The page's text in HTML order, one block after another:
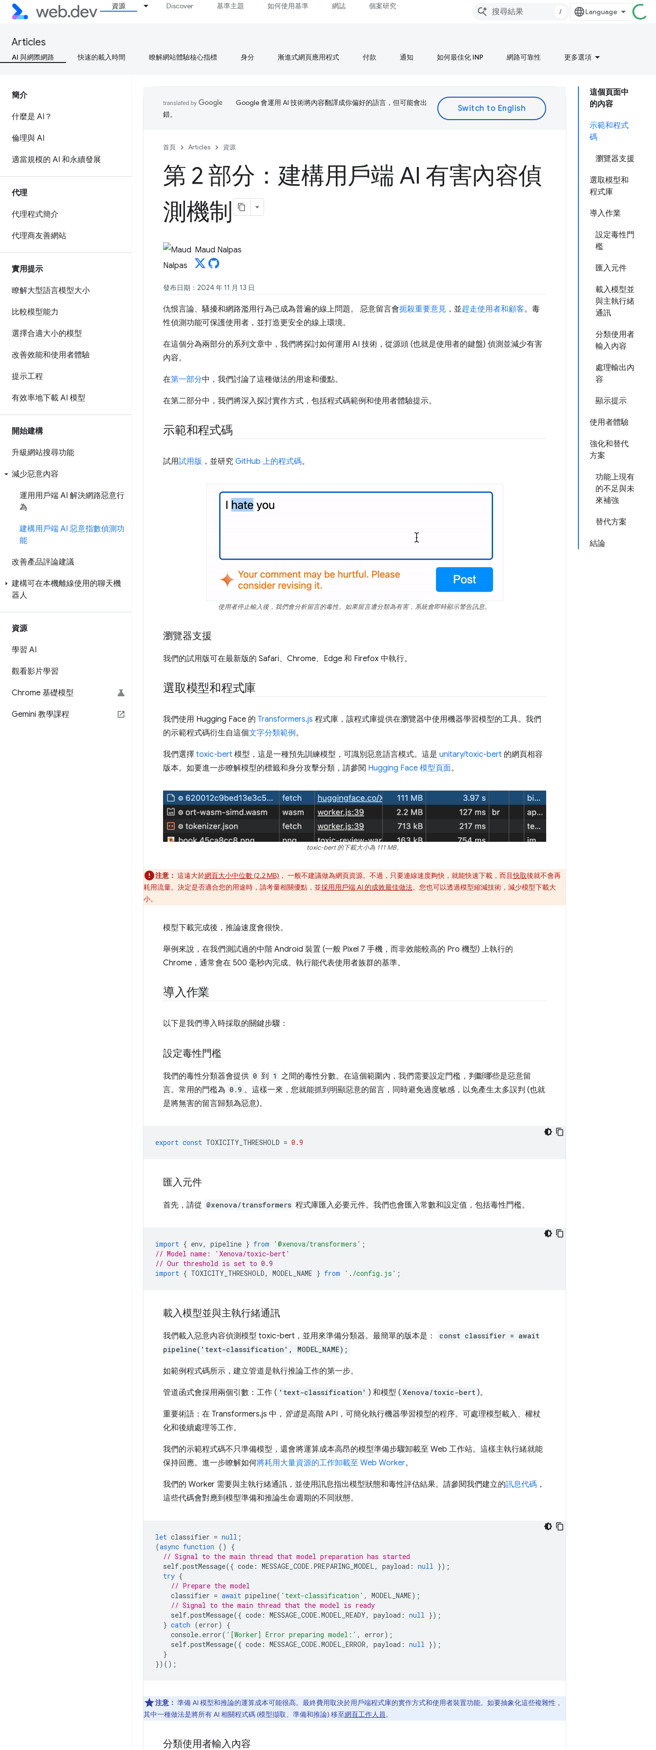
資源 Discover 基準主題 如何使用基準 網誌 個案研究
/
Articles
AI 與網際網路 快速的載入時間 瞭解網站體驗核心指標 身分 漸進式網頁應用程式 付款 通知 如何最佳化 INP 網路可靠性 更多選項
簡介
什麼是 AI？
倫理與 AI
適當規模的 AI 和永續發展
代理
代理程式簡介
代理商友善網站
實用提示
瞭解大型語言模型大小
比較模型能力
選擇合適大小的模型
改善效能和使用者體驗
提示工程
有效率地下載 AI 模型
開始建構
升級網站搜尋功能
減少惡意內容
運用用戶端 AI 解決網路惡意行
為
建構用戶端 AI 惡意指數偵測功
能
改善產品評論建議
建構可在本機離線使用的聊天機
器人
資源
學習 AI
觀看影片學習
Chrome 基礎模型
Gemini 教學課程
這個頁面中
的內容
示範和程式
碼
瀏覽器支援
選取模型和
程式庫
導入作業
設定毒性門
檻
匯入元件
載入模型並
與主執行緒
通訊
分類使用者
輸入內容
處理輸出內
容
顯示提示
使用者體驗
強化和替代
方案
功能上現有
的不足與未
來補強
替代方案
結論
Google 會運用 AI 技術將內容翻譯成你偏好的語言，但可能會出
錯。
首頁 Articles 資源
第 2 部分：建構用戶端 AI 有害內容偵
測機制
Maud Nalpas
發布日期：2024 年 11 月 13 日
仇恨言論、騷擾和網路濫用行為已成為普遍的線上問題。 惡意留言會扼殺重要意見 ，並趕走使用者和顧客。毒
性偵測功能可保護使用者，並打造更安全的線上環境。
在這個分為兩部分的系列文章中，我們將探討如何運用 AI 技術，從源頭 (也就是使用者的鍵盤) 偵測並減少有害
內容。
在第一部分中，我們討論了這種做法的用途和優點。
在第二部分中，我們將深入探討實作方式，包括程式碼範例和使用者體驗提示。
示範和程式碼
試用試用版 ，並研究 GitHub 上的程式碼。
使用者停止輸入後，我們會分析留言的毒性。如果留言遭分類為有害，系統會即時顯示警告訊息。
瀏覽器支援
我們的試用版可在最新版的 Safari、Chrome、Edge 和 Firefox 中執行。
選取模型和程式庫
我們使用 Hugging Face 的 Transformers.js 程式庫，該程式庫提供在瀏覽器中使用機器學習模型的工具。我們
的示範程式碼衍生自這個文字分類範例。
我們選擇 toxic-bert 模型，這是一種預先訓練模型，可識別惡意語言模式。這是 unitary/toxic-bert 的網頁相容
版本。如要進一步瞭解模型的標籤和身分攻擊分類，請參閱 Hugging Face 模型頁面。
toxic-bert 的下載大小為 111 MB。
注意： 這遠大於網頁大小中位數 (2.2 MB) ， 一般不建議做為網頁資源。不過，只要連線速度夠快，就能快速下載，而且快取後就不會再
耗用流量。決定是否適合您的用途時，請考量相關優點，並採用用戶端 AI 的成效最佳做法。您也可以透過模型縮減技術，減少模型下載大
小。
模型下載完成後，推論速度會很快。
舉例來說，在我們測試過的中階 Android 裝置 (一般 Pixel 7 手機，而非效能較高的 Pro 機型) 上執行的
Chrome，通常會在 500 毫秒內完成。執行能代表使用者族群的基準。
導入作業
以下是我們導入時採取的關鍵步驟：
設定毒性門檻
我們的毒性分類器會提供 0 到 1 之間的毒性分數。在這個範圍內，我們需要設定門檻，判斷哪些是惡意留
言。常用的門檻為 0.9 。這樣一來，您就能抓到明顯惡意的留言，同時避免過度敏感，以免產生太多誤判 (也就
是將無害的留言歸類為惡意)。
export const TOXICITY_THRESHOLD = 0.9
匯入元件
首先，請從 @xenova/transformers 程式庫匯入必要元件。我們也會匯入常數和設定值，包括毒性門檻。
import { env, pipeline } from '@xenova/transformers' ;
// Model name: 'Xenova/toxic-bert'
// Our threshold is set to 0.9
import { TOXICITY_THRESHOLD, MODEL_NAME } from './config.js' ;
載入模型並與主執行緒通訊
我們載入惡意內容偵測模型 toxic-bert，並用來準備分類器。最簡單的版本是：
const classifier = await
pipeline('text-classification', MODEL_NAME);
如範例程式碼所示，建立管道是執行推論工作的第一步。
管道函式會採用兩個引數：工作 ( 'text-classification' ) 和模型 ( Xenova/toxic-bert )。
重要術語：在 Transformers.js 中， 管道是高階 API，可簡化執行機器學習模型的程序。可處理模型載入、權杖
化和後續處理等工作。
我們的示範程式碼不只準備模型，還會將運算成本高昂的模型準備步驟卸載至 Web 工作站。這樣主執行緒就能
保持回應。進一步瞭解如何將耗用大量資源的工作卸載至 Web Worker。
我們的 Worker 需要與主執行緒通訊，並使用訊息指出模型狀態和毒性評估結果。請參閱我們建立的訊息代碼 ，
這些代碼會對應到模型準備和推論生命週期的不同狀態。
let classifier = null ;
(async function ()
{
// Signal to the main thread that model preparation has started
self.postMessage({ code : MESSAGE_CODE . PREPARING_MODEL, payload : null });
try {
// Prepare the model
classifier = await pipeline( 'text-classification' , MODEL_NAME);
// Signal to the main thread that the model is ready
self.postMessage({ code : MESSAGE_CODE .MODEL_READY, payload : null });
} catch (error)
{
console. error( '[Worker] Error preparing model:' , error);
self.postMessage({ code : MESSAGE_CODE .MODEL_ERROR, payload : null });
}
})();
注意： 準備 AI 模型和推論的運算成本可能很高。最終費用取決於用戶端程式庫的實作方式和使用者裝置功能。如要抽象化這些複雜性，
其中一種做法是將所有 AI 相關程式碼 (模型擷取、準備和推論) 移至網頁工作人員。
分類使用者輸入內容